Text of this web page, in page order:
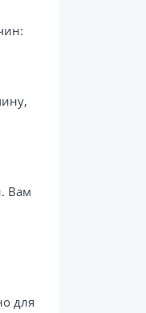
Вам
для